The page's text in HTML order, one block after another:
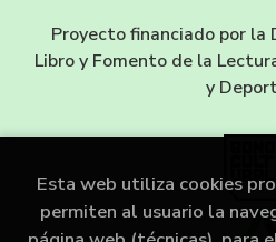
Proyecto financiado por la
Libro y Fomento de la
y
Esta web utiliza cookies
permiten al usuario la